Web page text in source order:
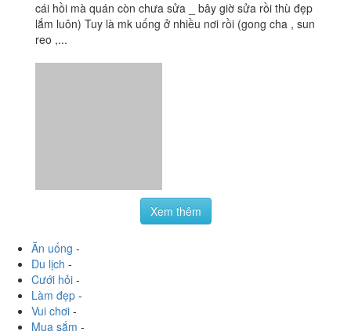
Ăn uống-
Du lịch-
Cưới hỏi